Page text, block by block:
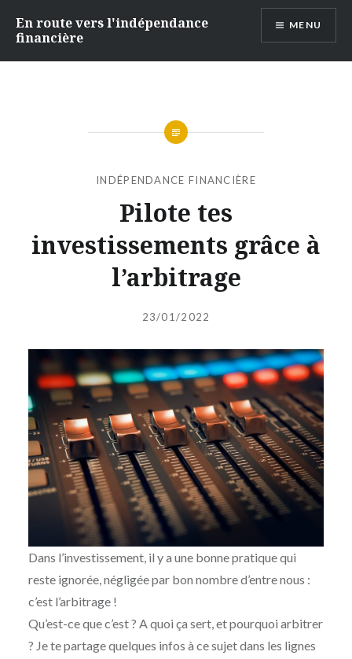
En route vers l'indépendance
financière
MENU
INDÉPENDANCE FINANCIÈRE
Pilote tes
investissements grâce à
l’arbitrage
Publié
INDEPENDANTEFINANCIERE
le
23/01/2022
Dans l’investissement, il y a une bonne pratique qui
reste ignorée, négligée par bon nombre d’entre nous :
c’est l’arbitrage !
Qu’est-ce que c’est ? A quoi ça sert, et pourquoi arbitrer
? Je te partage quelques infos à ce sujet dans les lignes